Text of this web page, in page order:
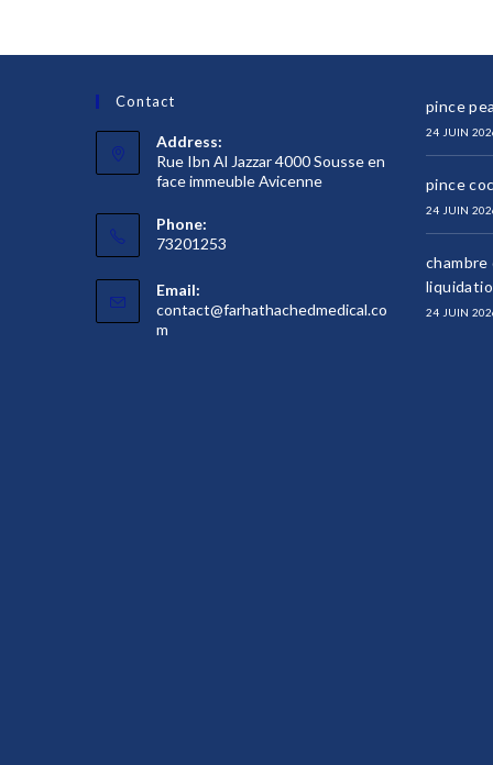
Contact
Address:
Rue Ibn Al Jazzar 4000 Sousse en
face immeuble Avicenne
Phone:
73201253
Email:
contact@farhathachedmedical.co
m
pince
24 JUIN
pince
24 JUIN
24 JUIN